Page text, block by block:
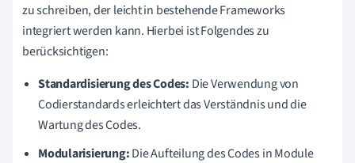
zu schreiben, der leicht in bestehende Frameworks
integriert werden kann. Hierbei ist Folgendes zu
berücksichtigen:
Standardisierung des Codes: Die Verwendung von
Codierstandards erleichtert das Verständnis und die
Wartung des Codes.
Modularisierung:Die Aufteilung des Codes in Module